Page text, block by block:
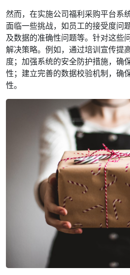
然而，在实施公司福利采购平台系
面临一些挑战，如员工的接受度问
及数据的准确性问题等。针对这些
解决策略。例如，通过培训宣传提
度；加强系统的安全防护措施，确
性；建立完善的数据校验机制，确
性。